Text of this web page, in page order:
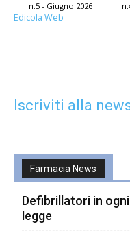
n.5 - Giugno 2026
Edicola Web
Iscriviti alla
Farmacia News
Defibrillatori in
legge